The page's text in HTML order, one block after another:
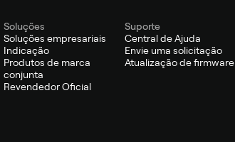
Soluções
Soluções empresariais
Indicação
Produtos de marca
conjunta
Revendedor Oficial
Suporte
Central de Ajuda
Envie uma solicitação
Atualização de firmware